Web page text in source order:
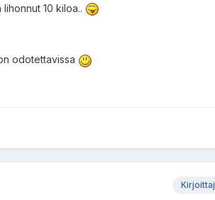
10 kiloa..
odotettavissa